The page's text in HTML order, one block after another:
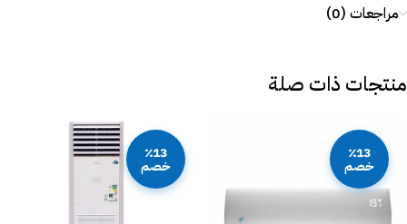
مراجعات (0)
منتجات ذات صلة
٪13
خصم
٪13
خصم